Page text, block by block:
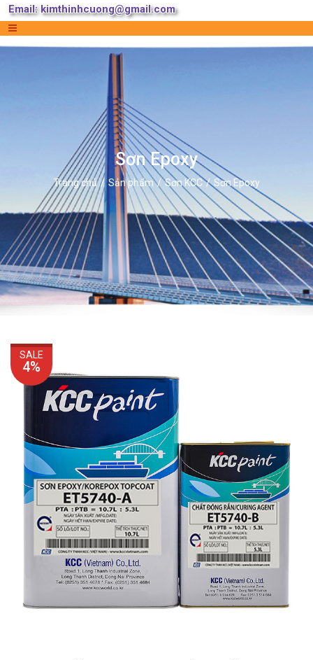
Email:kimthinhcuong@gmail.com
Sơn Epoxy
Trang chủ Sản phẩm Sơn KCC Sơn Epoxy
SALE
4%